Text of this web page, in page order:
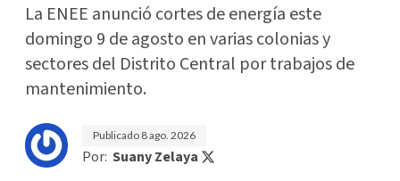
La ENEE anunció cortes de energía este
domingo 9 de agosto en varias colonias y
sectores del Distrito Central por trabajos de
mantenimiento.
Publicado 8 ago. 2026
Por: Suany Zelaya